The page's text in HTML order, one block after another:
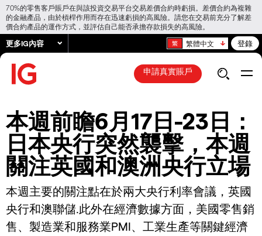
70%的零售客戶賬戶在與該投資交易平台交易差價合約時虧損。差價合約為複雜
的金融產品，由於槓桿作用而存在迅速虧損的高風險。請您在交易前充分了解差
價合約產品的運作方式，並評估自己能否承擔存款損失的高風險。
更多IG內容 繁體中文 登錄
申請真實賬戶
本週前瞻6月17日-23日：
日本央行突然襲擊，本週
關注英國和澳洲央行立場
本週主要的關注點在於兩大央行利率會議，英國
央行和澳聯儲.此外在經濟數據方面，美國零售銷
售、製造業和服務業PMI、工業生產等關鍵經濟